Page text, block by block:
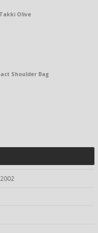
Olive
Shoulder Bag